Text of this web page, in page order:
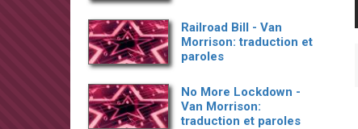
Railroad Bill - Van
Morrison: traduction et
paroles
No More Lockdown -
Van Morrison:
traduction et paroles